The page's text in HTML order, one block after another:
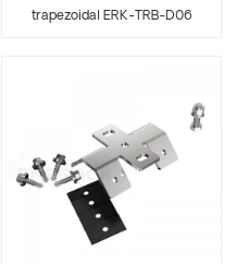
trapezoidal ERK-TRB-D06